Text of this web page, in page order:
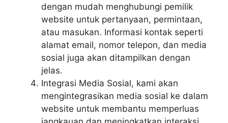
dengan mudah menghubungi pemilik
website untuk pertanyaan, permintaan,
atau masukan. Informasi kontak seperti
alamat email, nomor telepon, dan media
sosial juga akan ditampilkan dengan
jelas.
Integrasi Media Sosial, kami akan
mengintegrasikan media sosial ke dalam
website untuk membantu memperluas